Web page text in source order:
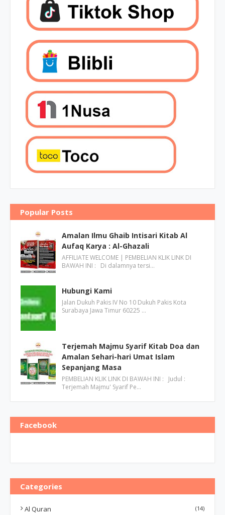
Popular Posts
Amalan Ilmu Ghaib Intisari Kitab Al
Aufaq Karya : Al-Ghazali
AFFILIATE WELCOME | PEMBELIAN KLIK LINK DI
BAWAH INI : Di dalamnya tersi…
Hubungi Kami
Jalan Dukuh Pakis IV No 10 Dukuh Pakis Kota
Surabaya Jawa Timur 60225 …
Terjemah Majmu Syarif Kitab Doa dan
Amalan Sehari-hari Umat Islam
Sepanjang Masa
PEMBELIAN KLIK LINK DI BAWAH INI : Judul :
Terjemah Majmu' Syarif Pe…
Facebook
Categories
Al Quran (14)